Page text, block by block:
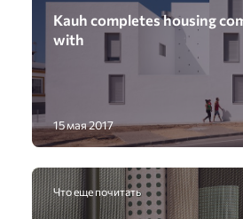
Kauh completes housing
with
15 мая 2017
Что еще почитать